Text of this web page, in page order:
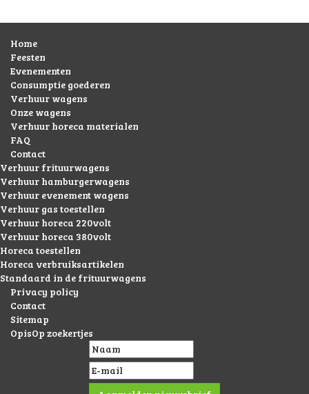
Home
Feesten
Evenementen
Consumptie goederen
Verhuur wagens
Onze wagens
Verhuur horeca materialen
FAQ
Contact
Verhuur frituurwagens
Verhuur hamburgerwagens
Verhuur evenement wagens
Verhuur gas toestellen
Verhuur horeca 220volt
Verhuur horeca 380volt
Horeca toestellen
Horeca verbruiksartikelen
Standaard in de frituurwagens
Privacy policy
Contact
Sitemap
OpisOp zoekertjes